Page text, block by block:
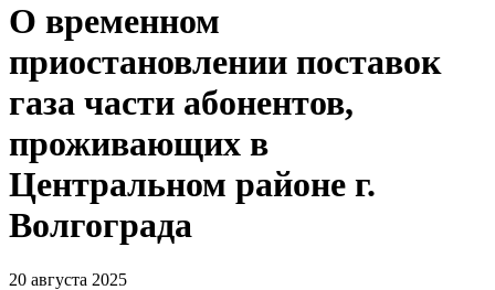
О временном
приостановлении поставок
газа части абонентов,
проживающих в
Центральном районе г.
Волгограда
20 августа 2025